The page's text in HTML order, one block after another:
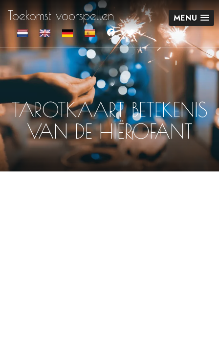
Toekomst voorspellen MENU
TAROTKAART BETEKENIS
VAN DE HIËROFANT